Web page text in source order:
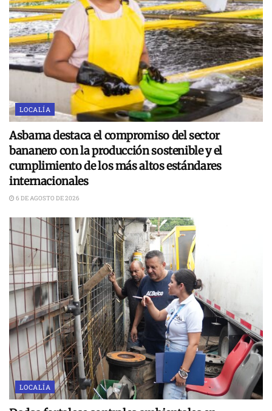
LOCALÍA
Asbama destaca el compromiso del sector
bananero con la producción sostenible y el
cumplimiento de los más altos estándares
internacionales
6 DE AGOSTO DE 2026
LOCALÍA